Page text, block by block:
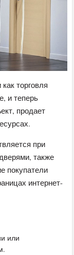
торговля
и теперь
продает
при
также
покупатели
интернет-
или